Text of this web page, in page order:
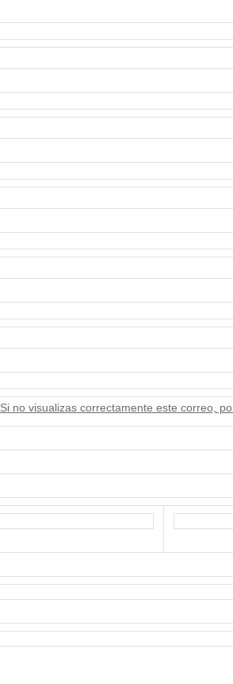
Si no visualizas correctamente este correo,